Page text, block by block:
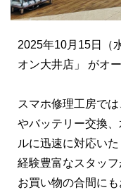
就職で後悔しない
【通年採用】中
2025年10月15日（
オン大井店」 がオ
スマホ修理工房で
やバッテリー交換
ルに迅速に対応いた
経験豊富なスタッフ
お買い物の合間にも